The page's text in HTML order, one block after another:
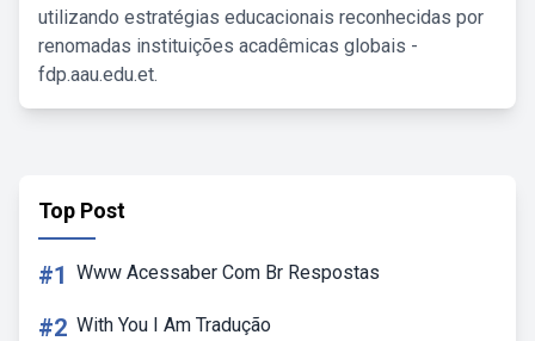
utilizando estratégias educacionais reconhecidas por
renomadas instituições acadêmicas globais -
fdp.aau.edu.et.
Top Post
#1 Www Acessaber Com Br Respostas
#2 With You I Am Tradução